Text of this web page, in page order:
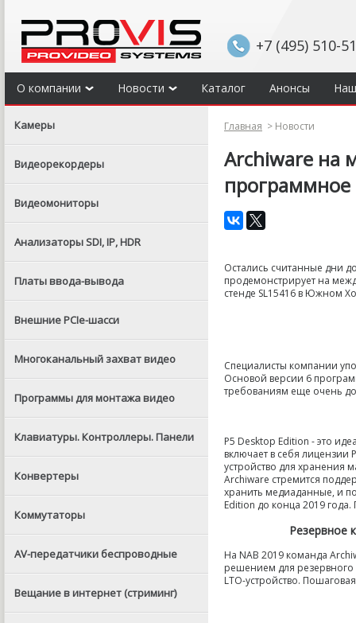
+7 (495) 510-
О компании Новости Каталог Анонсы
Камеры
Видеорекордеры
Видеомониторы
Анализаторы SDI, IP, HDR
Платы ввода-вывода
Внешние PCIe-шасси
Многоканальный захват видео
Программы для монтажа видео
Клавиатуры. Контроллеры. Панели
Конвертеры
Коммутаторы
AV-передатчики беспроводные
Вещание в интернет (стриминг)
Главная > Новости
Archiware на
программное
Остались считанные дни
продемонстрирует на
стенде SL15416 в Южном
Специалисты компании
Основой версии 6
требованиям еще очень
P5 Desktop Edition - это
включает в себя
устройство для
Archiware стремится
хранить медиаданные, и
Edition до конца 2019
Резервное
На NAB 2019 команда
решением для
LTO-устройство.